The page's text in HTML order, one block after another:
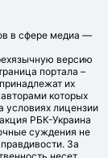
в сфере медиа —
версию
портала –
их
которых
лицензии
РБК-Украина
суждения не
За